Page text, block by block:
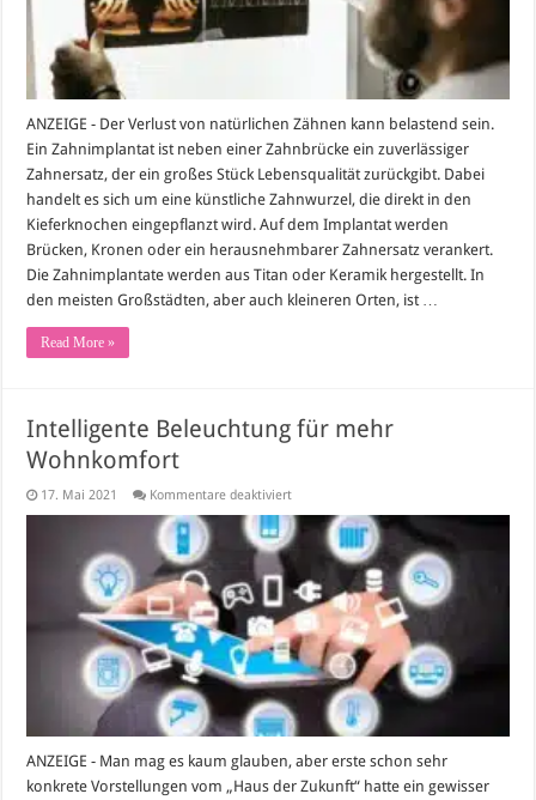
ANZEIGE - Der Verlust von natürlichen Zähnen kann belastend sein.
Ein Zahnimplantat ist neben einer Zahnbrücke ein zuverlässiger
Zahnersatz, der ein großes Stück Lebensqualität zurückgibt. Dabei
handelt es sich um eine künstliche Zahnwurzel, die direkt in den
Kieferknochen eingepflanzt wird. Auf dem Implantat werden
Brücken, Kronen oder ein herausnehmbarer Zahnersatz verankert.
Die Zahnimplantate werden aus Titan oder Keramik hergestellt. In
den meisten Großstädten, aber auch kleineren Orten, ist …
Read More »
Intelligente Beleuchtung für mehr
Wohnkomfort
17. Mai 2021 Kommentare deaktiviertfür
Beleuchtung
für
Wohnkomfort
ANZEIGE - Man mag es kaum glauben, aber erste schon sehr
konkrete Vorstellungen vom „Haus der Zukunft“ hatte ein gewisser